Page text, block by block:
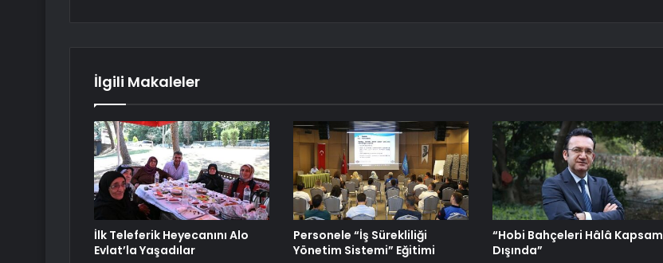
İlgili Makaleler
İlk Teleferik Heyecanını Alo
Evlat’la Yaşadılar
Personele “İş Sürekliliği
Yönetim Sistemi” Eğitimi
“Hobi Bahçeleri Hâlâ Kapsam
Dışında”